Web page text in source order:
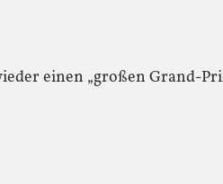
einen „großen Grand-